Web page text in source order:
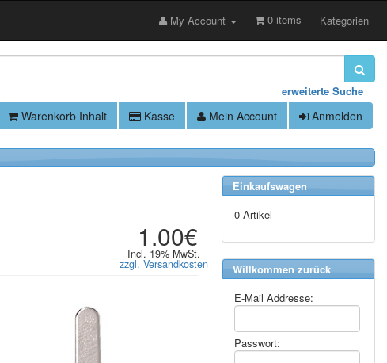
erweiterte Suche
Warenkorb Inhalt Kasse Mein Account Anmelden
1.00€
Incl. 19% MwSt.
zzgl. Versandkosten
Einkaufswagen
0 Artikel
Willkommen zurück
E-Mail Addresse:
Passwort:
My Account 0 items Kategorien